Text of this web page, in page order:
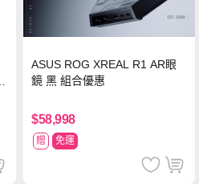
ASUS ROG XREAL R1 AR眼
鏡 黑 組合優惠
$58,998
贈 免運